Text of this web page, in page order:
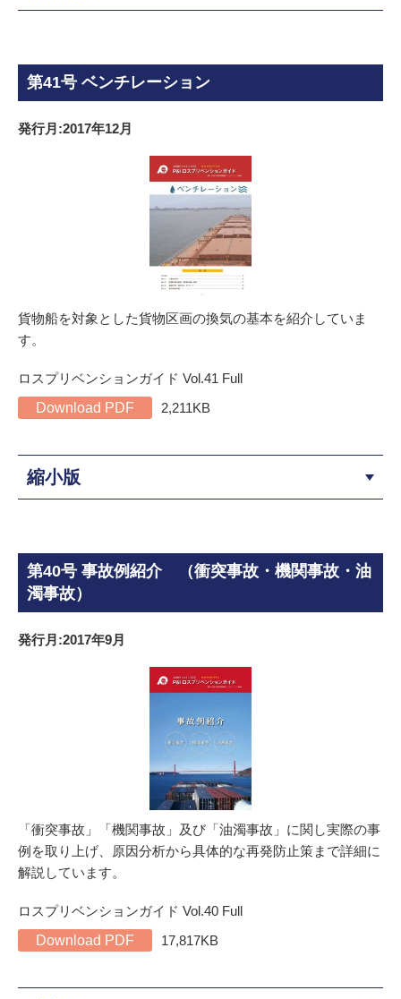
第41号 ベンチレーション
発行月:2017年12月
貨物船を対象とした貨物区画の換気の基本を紹介していま
す。
ロスプリベンションガイド Vol.41 Full
Download PDF
2,211KB
縮小版
第40号 事故例紹介 （衝突事故・機関事故・油
濁事故）
発行月:2017年9月
「衝突事故」「機関事故」及び「油濁事故」に関し実際の事
例を取り上げ、原因分析から具体的な再発防止策まで詳細に
解説しています。
ロスプリベンションガイド Vol.40 Full
Download PDF
17,817KB